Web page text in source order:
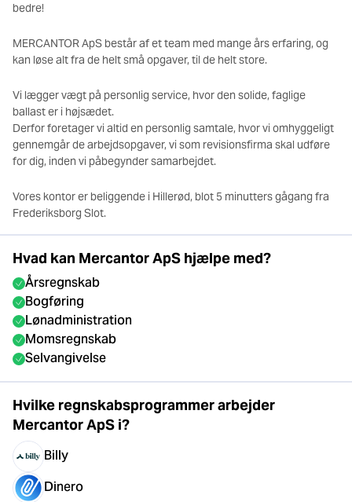
bedre!
MERCANTOR ApS består af et team med mange års erfaring, og
kan løse alt fra de helt små opgaver, til de helt store.
Vi lægger vægt på personlig service, hvor den solide, faglige
ballast er i højsædet.
Derfor foretager vi altid en personlig samtale, hvor vi omhyggeligt
gennemgår de arbejdsopgaver, vi som revisionsfirma skal udføre
for dig, inden vi påbegynder samarbejdet.
Vores kontor er beliggende i Hillerød, blot 5 minutters gågang fra
Frederiksborg Slot.
Hvad kan Mercantor ApS hjælpe med?
Årsregnskab
Bogføring
Lønadministration
Momsregnskab
Selvangivelse
Hvilke regnskabsprogrammer arbejder
Mercantor ApS i?
Billy
Dinero